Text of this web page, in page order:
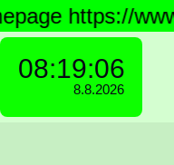
www.alsdorf-